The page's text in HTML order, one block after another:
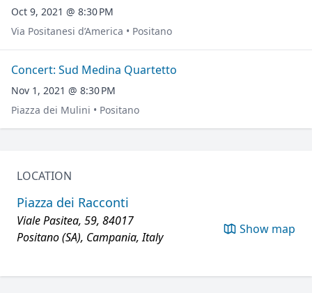
Oct 9, 2021 @ 8:30 PM
Via Positanesi d’America • Positano
Concert: Sud Medina Quartetto
Nov 1, 2021 @ 8:30 PM
Piazza dei Mulini • Positano
LOCATION
Piazza dei Racconti
Viale Pasitea, 59, 84017
Positano (SA), Campania, Italy
Show map